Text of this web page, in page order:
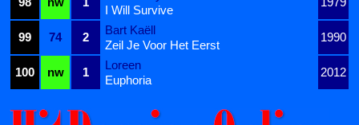
I Will Survive
99
74 2
Bart Kaëll
1990
Zeil Je Voor Het Eerst
100
nw 1
Loreen
2012
Euphoria